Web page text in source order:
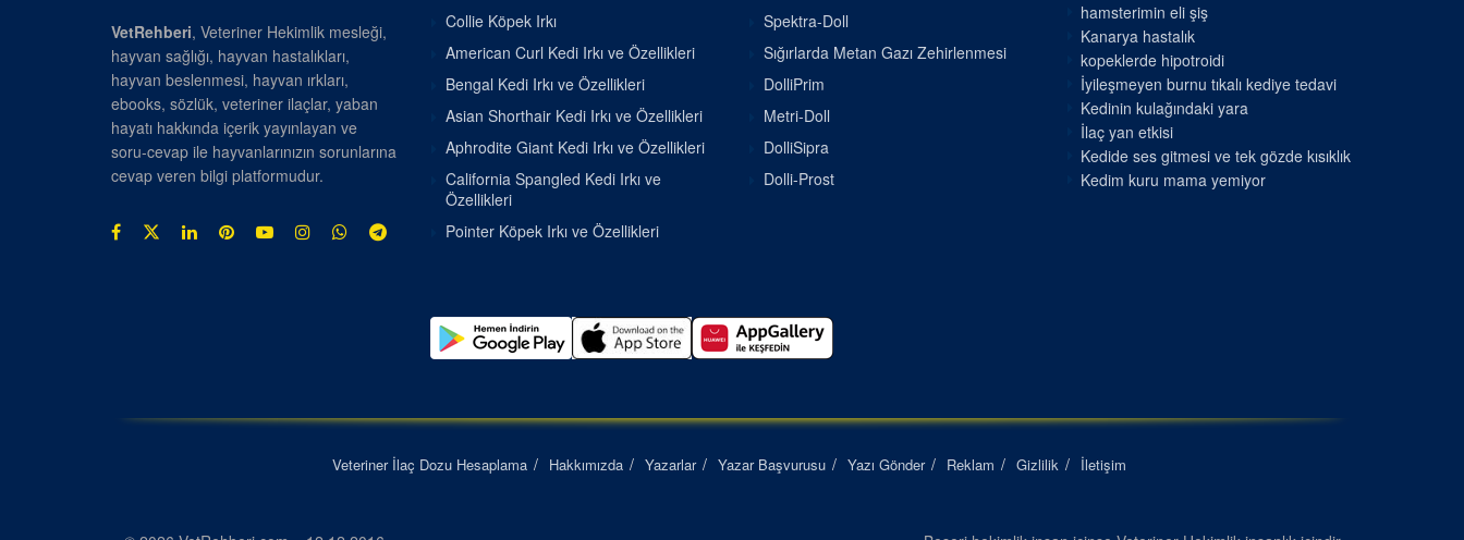
VetRehberi, Veteriner Hekimlik mesleği,
hayvan sağlığı, hayvan hastalıkları,
hayvan beslenmesi, hayvan ırkları,
ebooks, sözlük, veteriner ilaçlar, yaban
hayatı hakkında içerik yayınlayan ve
soru-cevap ile hayvanlarınızın sorunlarına
cevap veren bilgi platformudur.
Collie Köpek Irkı
American Curl Kedi Irkı ve Özellikleri
Bengal Kedi Irkı ve Özellikleri
Asian Shorthair Kedi Irkı ve Özellikleri
Aphrodite Giant Kedi Irkı ve Özellikleri
California Spangled Kedi Irkı ve
Özellikleri
Pointer Köpek Irkı ve Özellikleri
Spektra-Doll
Sığırlarda Metan Gazı Zehirlenmesi
DolliPrim
Metri-Doll
DolliSipra
Dolli-Prost
hamsterimin eli şiş
Kanarya hastalık
kopeklerde hipotroidi
İyileşmeyen burnu tıkalı kediye tedavi
Kedinin kulağındaki yara
İlaç yan etkisi
Kedide ses gitmesi ve tek gözde kısıklık
Kedim kuru mama yemiyor
Veteriner İlaç Dozu Hesaplama Hakkımızda Yazarlar Yazar Başvurusu Yazı Gönder Reklam Gizlilik İletişim